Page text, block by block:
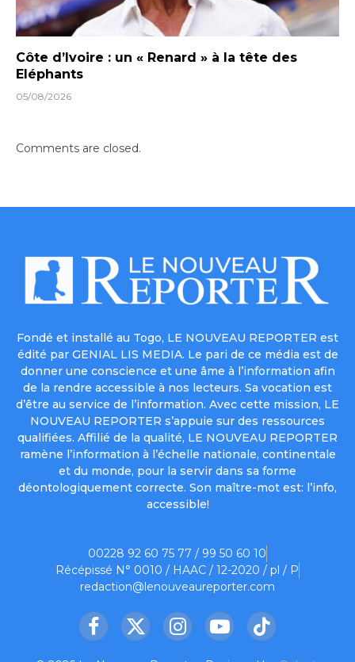
Côte d’Ivoire : un « Renard » à la tête des
Eléphants
05/08/2026
Comments are closed.
Fondé et installé au Togo, LE NOUVEAU REPORTER est
édité par GENIAL LIS MEDIA. Le pari de ce média est de
donner une conscience et une âme à l’information afin
de la rendre accessible à nos lecteurs. Sa vocation est
d’être au service de l’information. Avec cette mission, LE
NOUVEAU REPORTER s’appuie sur des ressources
qualifiées. Affilié de la qualité, LE NOUVEAU REPORTER
ramène l’information à l’échelle nationale, continentale
et du monde, pour la servir dans sa forme
déontologiquement correcte. Son maître-mot est: l’info,
accessible!
00228 92 60 75 77 / 99 50 60 10
Récépissé N° 0010 / HAAC / 12-2020 / pl / P
redaction@lenouveaureporter.com
Facebook
X
InstagramYouTubeTikTok